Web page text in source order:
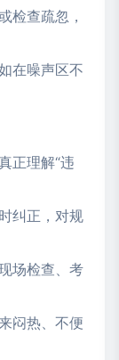
检查疏忽，
在噪声区不
正理解“违
纠正，对规
场检查、考
闷热、不便